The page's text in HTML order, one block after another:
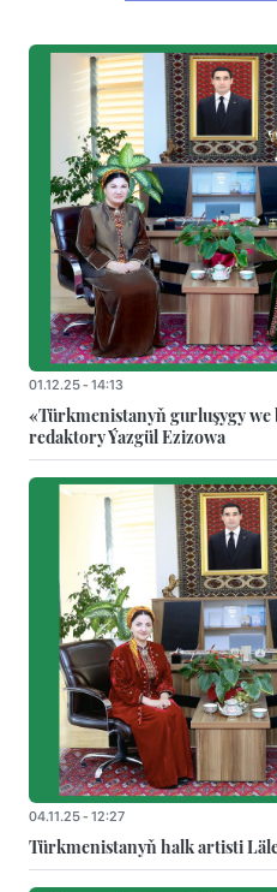
01.12.25 - 14:13
«Türkmenistanyň gurluşygy
redaktory Ýazgül Ezizowa
04.11.25 - 12:27
Türkmenistanyň halk artisti